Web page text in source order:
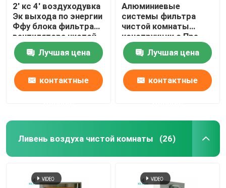
2' кс 4' воздуходувка
Эк выхода по энергии
Ффу блока фильтра
вентилятора чистой
комнаты с Пре
фильтромЛучшая цена
контактные
Алюминиевые
системы фильтра
чистой комнаты
конструкции с Пре
воздуходувкой Ак
фильтраЛучшая цена
контактные
Ливень воздуха чистой комнаты (26)